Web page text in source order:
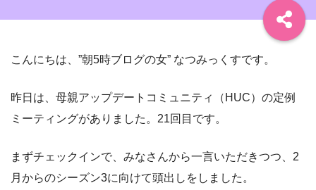
こんにちは、”朝5時ブログの女” なつみっくすです。
昨日は、母親アップデートコミュニティ（HUC）の定例
ミーティングがありました。21回目です。
まずチェックインで、みなさんから一言いただきつつ、2
月からのシーズン3に向けて頭出しをしました。